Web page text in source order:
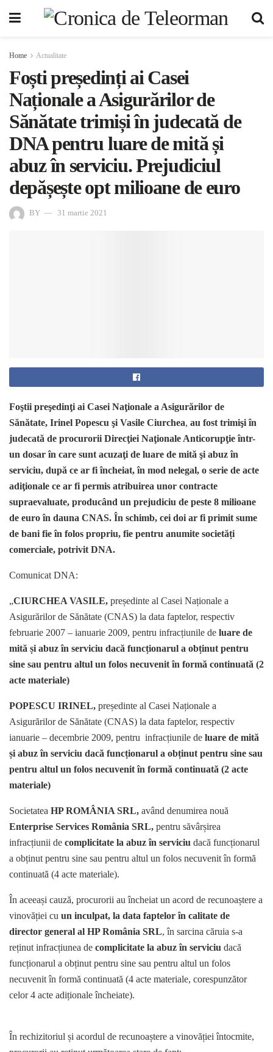
Home Actualitate
Foști președinți ai Casei
Naționale a Asigurărilor de
Sănătate trimiși în judecată de
DNA pentru luare de mită și
abuz în serviciu. Prejudiciul
depășește opt milioane de euro
BY 31 martie 2021
Foştii preşedinţi ai Casei Naţionale a Asigurărilor de
Sănătate, Irinel Popescu şi Vasile Ciurchea, au fost trimişi în
judecată de procurorii Direcţiei Naţionale Anticorupţie într-
un dosar în care sunt acuzaţi de luare de mită şi abuz în
serviciu, după ce ar fi încheiat, în mod nelegal, o serie de acte
adiţionale ce ar fi permis atribuirea unor contracte
supraevaluate, producând un prejudiciu de peste 8 milioane
de euro în dauna CNAS. În schimb, cei doi ar fi primit sume
de bani fie în folos propriu, fie pentru anumite societăți
comerciale, potrivit DNA.
Comunicat DNA:
„CIURCHEA VASILE, președinte al Casei Naționale a
Asigurărilor de Sănătate (CNAS) la data faptelor, respectiv
februarie 2007 – ianuarie 2009, pentru infracțiunile de luare de
mită și abuz în serviciu dacă funcționarul a obținut pentru
sine sau pentru altul un folos necuvenit în formă continuată (2
acte materiale)
POPESCU IRINEL, președinte al Casei Naționale a
Asigurărilor de Sănătate (CNAS) la data faptelor, respectiv
ianuarie – decembrie 2009, pentru infracțiunile de luare de mită
și abuz în serviciu dacă funcționarul a obținut pentru sine sau
pentru altul un folos necuvenit în formă continuată (2 acte
materiale)
Societatea HP ROMÂNIA SRL, având denumirea nouă
Enterprise Services România SRL, pentru săvârșirea
infracțiunii de complicitate la abuz în serviciu dacă funcționarul
a obținut pentru sine sau pentru altul un folos necuvenit în formă
continuată (4 acte materiale).
În aceeași cauză, procurorii au încheiat un acord de recunoaștere a
vinovăției cu un inculpat, la data faptelor în calitate de
director general al HP România SRL, în sarcina căruia s-a
reținut infracțiunea de complicitate la abuz în serviciu dacă
funcționarul a obținut pentru sine sau pentru altul un folos
necuvenit în formă continuată (4 acte materiale, corespunzător
celor 4 acte adiționale încheiate).
În rechizitoriul și acordul de recunoaștere a vinovăției întocmite,